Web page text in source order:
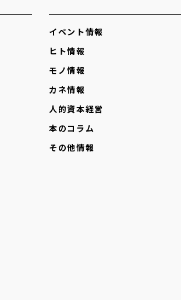
イベント情報
ヒト情報
モノ情報
カネ情報
人的資本経営
本のコラム
その他情報